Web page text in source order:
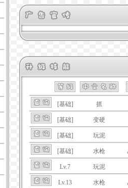
[基础] 抓
[基础] 变硬
[基础] 玩泥
[基础] 水枪
Lv.7 玩泥
Lv.13 水枪